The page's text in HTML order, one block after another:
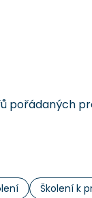
pořádaných
Školení k